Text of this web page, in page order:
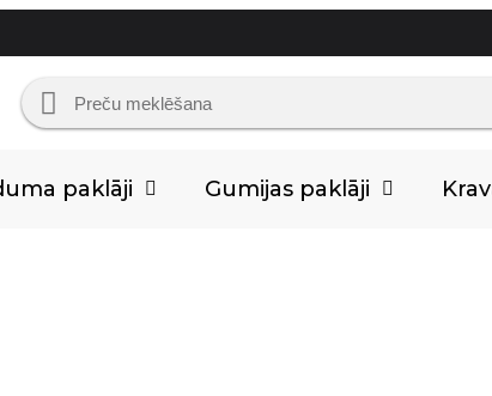
paklāji Gumijas paklāji